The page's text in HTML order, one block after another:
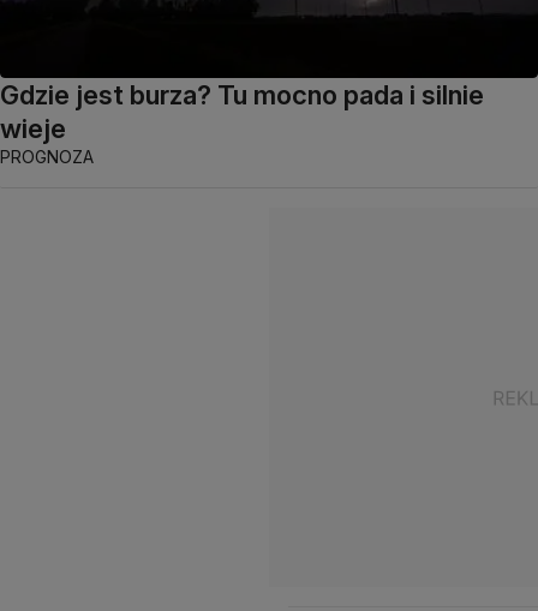
Gdzie jest burza? Tu mocno pada i silnie
wieje
PROGNOZA